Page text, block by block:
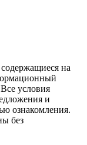
на
условия
и
ознакомления.
без